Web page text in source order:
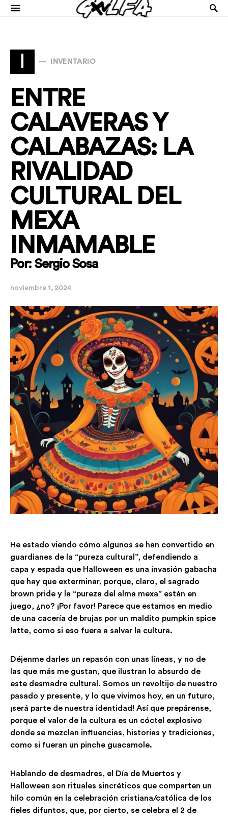
I INVENTARIO
ENTRE
CALAVERAS Y
CALABAZAS: LA
RIVALIDAD
CULTURAL DEL
MEXA
INMAMABLE
Por: Sergio Sosa
noviembre 1, 2024
He estado viendo cómo algunos se han convertido en
guardianes de la “pureza cultural”, defendiendo a
capa y espada que Halloween es una invasión gabacha
que hay que exterminar, porque, claro, el sagrado
brown pride y la “pureza del alma mexa” están en
juego, ¿no? ¡Por favor! Parece que estamos en medio
de una cacería de brujas por un maldito pumpkin spice
latte, como si eso fuera a salvar la cultura.
Déjenme darles un repasón con unas líneas, y no de
las que más me gustan, que ilustran lo absurdo de
este desmadre cultural. Somos un revoltijo de nuestro
pasado y presente, y lo que vivimos hoy, en un futuro,
¡será parte de nuestra identidad! Así que prepárense,
porque el valor de la cultura es un cóctel explosivo
donde se mezclan influencias, historias y tradiciones,
como si fueran un pinche guacamole.
Hablando de desmadres, el Día de Muertos y
Halloween son rituales sincréticos que comparten un
hilo común en la celebración cristiana/católica de los
fieles difuntos, que, por cierto, se celebra el 2 de